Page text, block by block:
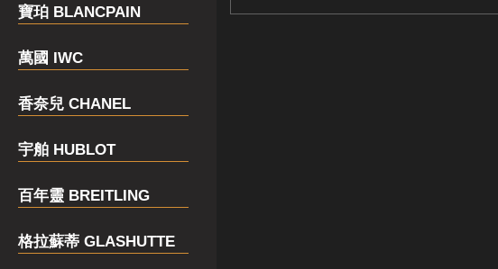
寶珀 BLANCPAIN
萬國 IWC
香奈兒 CHANEL
宇舶 HUBLOT
百年靈 BREITLING
格拉蘇蒂 GLASHUTTE